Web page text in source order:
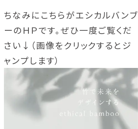
ちなみにこちらがエシカルバンブ
ーのＨＰです。ぜひ一度ご覧くだ
さい↓（画像をクリックするとジ
ャンプします）